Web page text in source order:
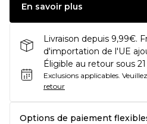
En savoir plus
Livraison depuis 9,99€.
d'importation de l'UE
Éligible au retour sous
Exclusions applicables.
retour
Options de paiement